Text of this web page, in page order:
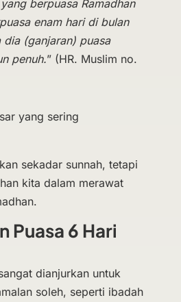
berpuasa Ramadhan
enam hari di bulan
dia (ganjaran) puasa
penuh.” (HR. Muslim no.
yang sering
sekadar sunnah, tetapi
kita dalam merawat
Puasa 6 Hari
dianjurkan untuk
soleh, seperti ibadah